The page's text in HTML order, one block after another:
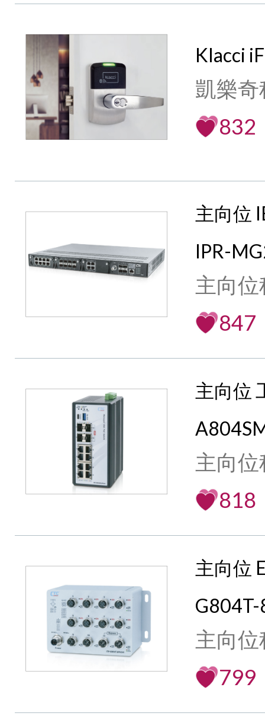
Klacci
凱樂
832
主向位
IPR-
主向
847
主向位
主向
818
主向位
主向
799